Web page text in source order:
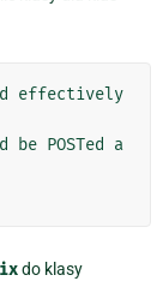
effectively
POSTed a
do klasy